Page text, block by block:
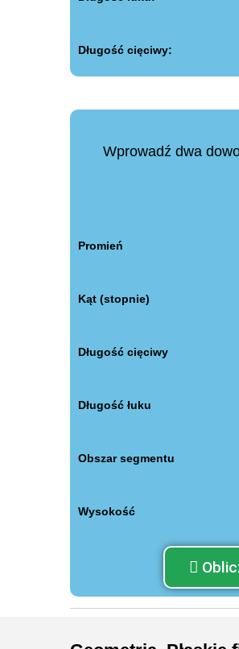
Długość cięciwy:
Wprowadź dwa
Promień
Kąt (stopnie)
Długość cięciwy
Długość łuku
Obszar segmentu
Wysokość